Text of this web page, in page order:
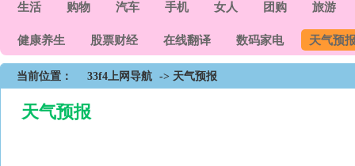
生活 购物 汽车 手机 女人 团购 旅游
健康养生 股票财经 在线翻译 数码家电 天气预
当前位置： 33f4上网导航 -> 天气预报
天气预报